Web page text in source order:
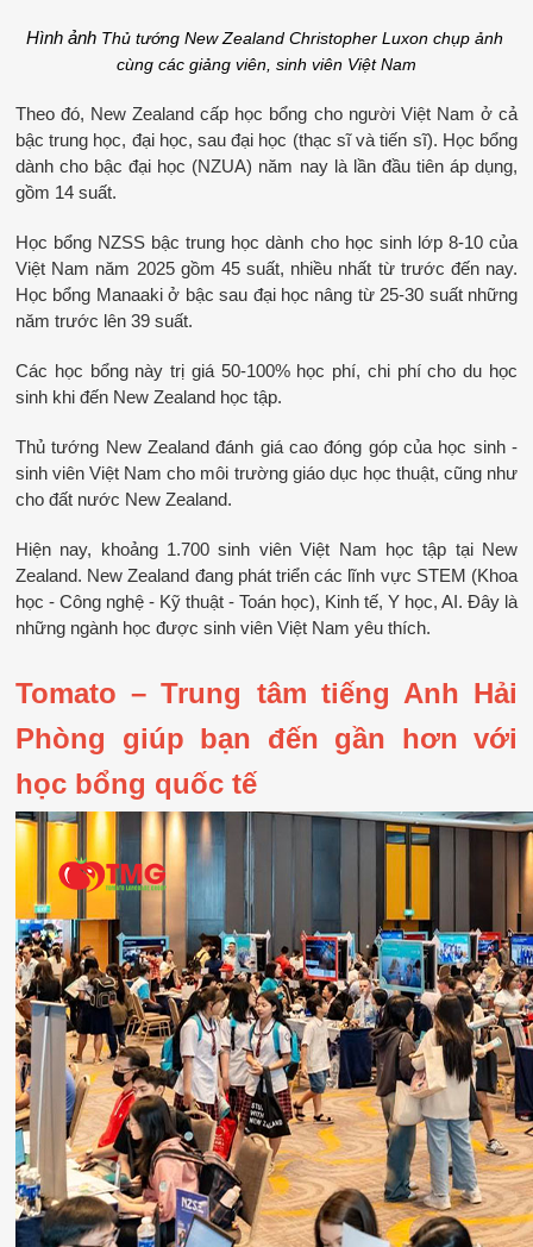
Hình ảnh Thủ tướng New Zealand Christopher Luxon chụp ảnh
cùng các giảng viên, sinh viên Việt Nam
Theo đó, New Zealand cấp học bổng cho người Việt Nam ở cả
bậc trung học, đại học, sau đại học (thạc sĩ và tiến sĩ). Học bổng
dành cho bậc đại học (NZUA) năm nay là lần đầu tiên áp dụng,
gồm 14 suất.
Học bổng NZSS bậc trung học dành cho học sinh lớp 8-10 của
Việt Nam năm 2025 gồm 45 suất, nhiều nhất từ trước đến nay.
Học bổng Manaaki ở bậc sau đại học nâng từ 25-30 suất những
năm trước lên 39 suất.
Các học bổng này trị giá 50-100% học phí, chi phí cho du học
sinh khi đến New Zealand học tập.
Thủ tướng New Zealand đánh giá cao đóng góp của học sinh -
sinh viên Việt Nam cho môi trường giáo dục học thuật, cũng như
cho đất nước New Zealand.
Hiện nay, khoảng 1.700 sinh viên Việt Nam học tập tại New
Zealand. New Zealand đang phát triển các lĩnh vực STEM (Khoa
học - Công nghệ - Kỹ thuật - Toán học), Kinh tế, Y học, AI. Đây là
những ngành học được sinh viên Việt Nam yêu thích.
Tomato – Trung tâm tiếng Anh Hải
Phòng giúp bạn đến gần hơn với
học bổng quốc tế